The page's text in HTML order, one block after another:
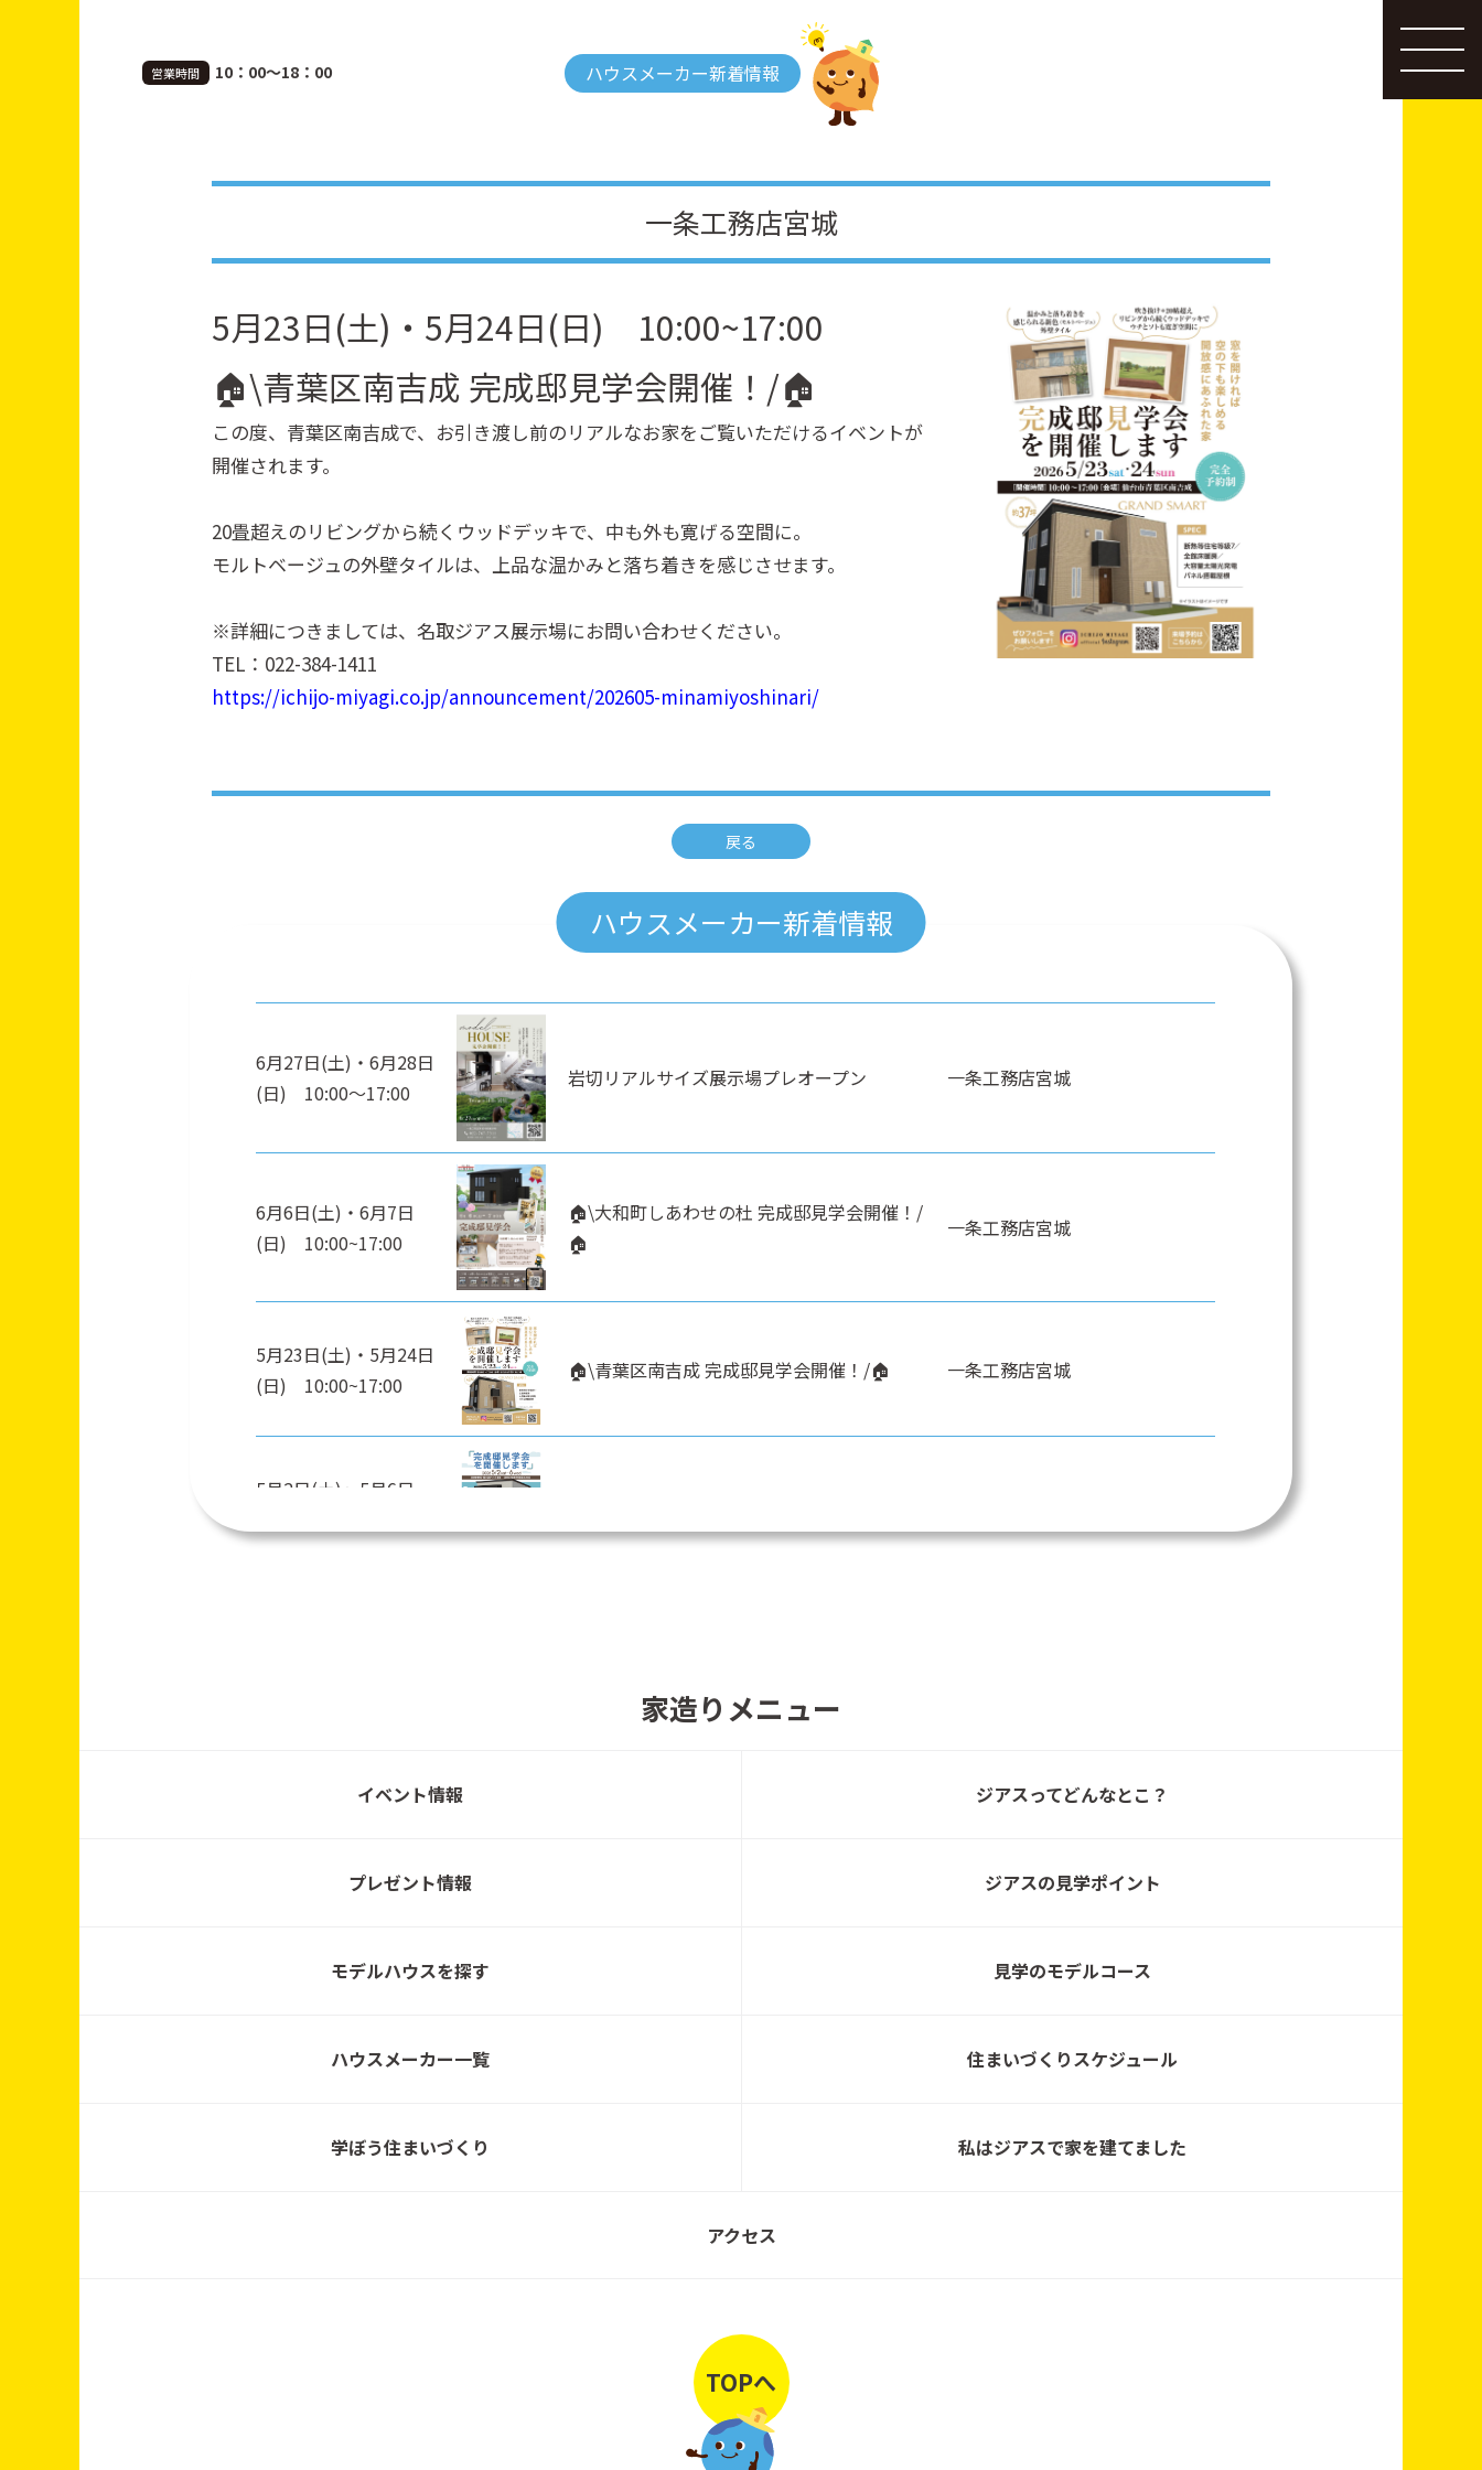
営業時間 10：00～18：00 ハウスメーカー新着情報
一条工務店宮城
5月23日(土)・5月24日(日) 10:00~17:00
🏠\青葉区南吉成 完成邸見学会開催！/🏠
この度、青葉区南吉成で、お引き渡し前のリアルなお家をご覧いただけるイベントが
開催されます。
20畳超えのリビングから続くウッドデッキで、中も外も寛げる空間に。
モルトベージュの外壁タイルは、上品な温かみと落ち着きを感じさせます。
※詳細につきましては、名取ジアス展示場にお問い合わせください。
TEL：022-384-1411
https://ichijo-miyagi.co.jp/announcement/202605-minamiyoshinari/
戻る
ハウスメーカー新着情報
6月27日(土)・6月28日
(日) 10:00～17:00
岩切リアルサイズ展示場プレオープン 一条工務店宮城
6月6日(土)・6月7日
(日) 10:00~17:00
🏠\大和町しあわせの杜 完成邸見学会開催！/
🏠
一条工務店宮城
5月23日(土)・5月24日
(日) 10:00~17:00
🏠\青葉区南吉成 完成邸見学会開催！/🏠 一条工務店宮城
5月2日(土)～5月6日
3月28日(土)・3月29日
(日) 10:00~17:00
一条工務店宮城
(日) 10:00~17:00
3月7日(土)・3月8日
\🏠岩切 入居宅見学会開催！🏠/
🏠\多賀城市 完成邸見学会開催！/🏠
家造りメニュー
イベント情報
プレゼント情報
モデルハウスを探す
ハウスメーカー一覧
学ぼう住まいづくり
ジアスってどんなとこ？
ジアスの見学ポイント
見学のモデルコース
住まいづくりスケジュール
私はジアスで家を建てました
アクセス
TOPへ